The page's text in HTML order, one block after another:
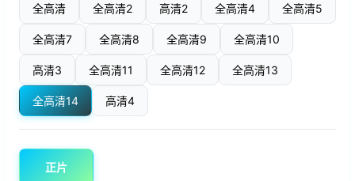
全高清 全高清2 高清2 全高清4 全高清5
全高清7 全高清8 全高清9 全高清10
高清3 全高清11 全高清12 全高清13
全高清14 高清4
正片